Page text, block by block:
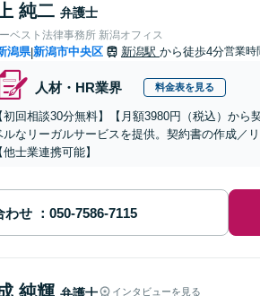
純二 弁護士
ベスト法律事務所 新潟オフィス
潟県|新潟市中央区 新潟駅 から徒歩4分営業時
人材・HR業界 料金表を見る
初回相談30分無料】【月額3980円（税込）か
ルなリーガルサービスを提供。契約書の作成／
他士業連携可能】
わせ
純輝 インタビューを見る